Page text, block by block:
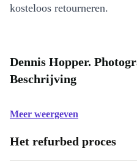
kosteloos retourneren.
Dennis Hopper.
Beschrijving
Meer weergeven
Het refurbed proces